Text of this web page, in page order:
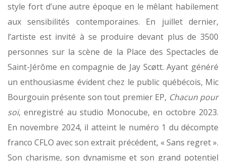
style fort d’une autre époque en le mêlant habilement
aux sensibilités contemporaines. En juillet dernier,
l’artiste est invité à se produire devant plus de 3500
personnes sur la scène de la Place des Spectacles de
Saint-Jérôme en compagnie de Jay Scøtt. Ayant généré
un enthousiasme évident chez le public québécois, Mic
Bourgouin présente son tout premier EP, Chacun pour
soi, enregistré au studio Monocube, en octobre 2023.
En novembre 2024, il atteint le numéro 1 du décompte
franco CFLO avec son extrait précédent, « Sans regret ».
Son charisme, son dynamisme et son grand potentiel